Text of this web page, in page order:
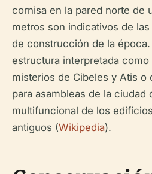
cornisa en la pared norte de
metros son indicativos de
de construcción de la
estructura interpretada como
misterios de Cibeles y Atis o
para asambleas de la ciudad
multifuncional de los
antiguos (Wikipedia).